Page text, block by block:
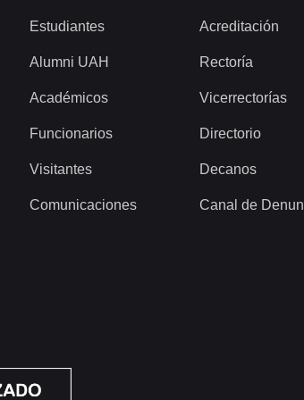
Estudiantes
Alumni UAH
Académicos
Funcionarios
Visitantes
Comunicaciones
Acreditación
Rectoría
Vicerrectorías
Directorio
Decanos
Canal de